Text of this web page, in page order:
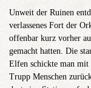
Unweit der Ruinen
verlassenes Fort der
offenbar kurz vorher
gemacht hatten. Die
Elfen schickte man mit
Trupp Menschen